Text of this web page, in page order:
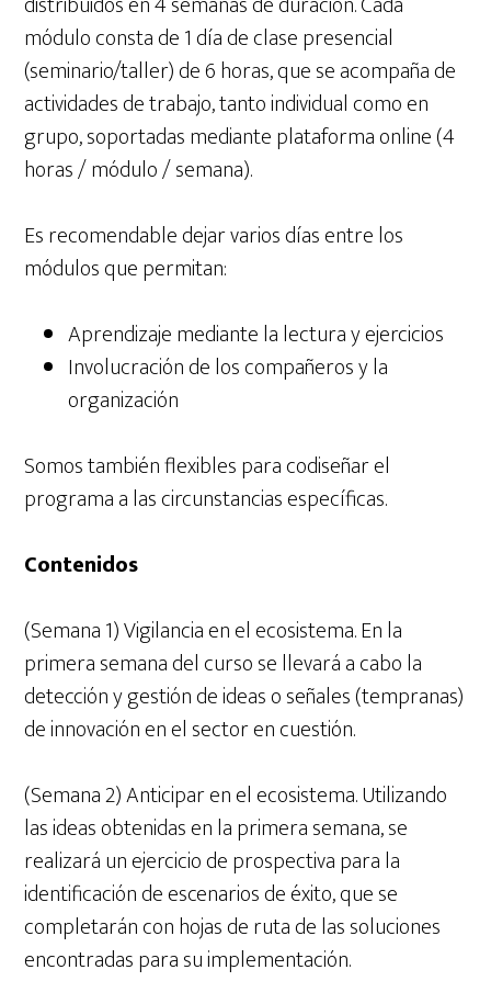
módulo consta de 1 día de clase presencial
(seminario/taller) de 6 horas, que se acompaña de
actividades de trabajo, tanto individual como en
grupo, soportadas mediante plataforma online (4
horas / módulo / semana).
Es recomendable dejar varios días entre los
módulos que permitan:
Aprendizaje mediante la lectura y ejercicios
Involucración de los compañeros y la
organización
Somos también flexibles para codiseñar el
programa a las circunstancias específicas.
Contenidos
(Semana 1) Vigilancia en el ecosistema. En la
primera semana del curso se llevará a cabo la
detección y gestión de ideas o señales (tempranas)
de innovación en el sector en cuestión.
(Semana 2) Anticipar en el ecosistema. Utilizando
las ideas obtenidas en la primera semana, se
realizará un ejercicio de prospectiva para la
identificación de escenarios de éxito, que se
completarán con hojas de ruta de las soluciones
encontradas para su implementación.